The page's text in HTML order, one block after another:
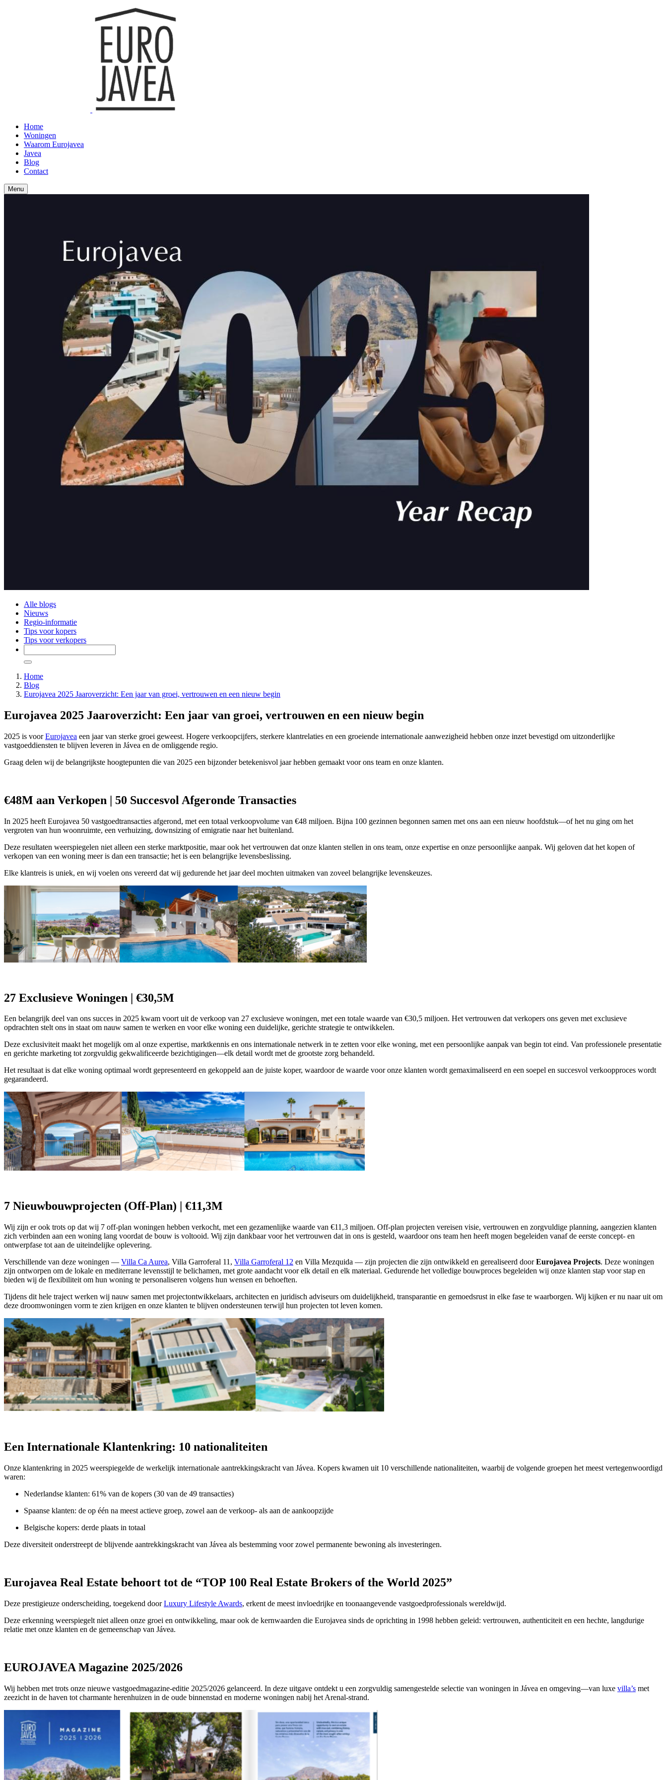
Home
Woningen
Waarom Eurojavea
Javea
Blog
Contact
Menu
Alle blogs
Nieuws
Regio-informatie
Tips voor kopers
Tips voor verkopers
Home
Blog
Eurojavea 2025 Jaaroverzicht: Een jaar van groei, vertrouwen en een nieuw begin
Eurojavea 2025 Jaaroverzicht: Een jaar van groei, vertrouwen en een nieuw begin
2025 is voorEurojavea een jaar van sterke groei geweest. Hogere verkoopcijfers, sterkere klantrelaties en een groeiende internationale aanwezigheid hebben onze inzet bevestigd om uitzonderlijke
vastgoeddiensten te blijven leveren in Jávea en de omliggende regio.
Graag delen wij de belangrijkste hoogtepunten die van 2025 een bijzonder betekenisvol jaar hebben gemaakt voor ons team en onze klanten.
€48M aan Verkopen | 50 Succesvol Afgeronde Transacties
In 2025 heeft Eurojavea 50 vastgoedtransacties afgerond, met een totaal verkoopvolume van €48 miljoen. Bijna 100 gezinnen begonnen samen met ons aan een nieuw hoofdstuk—of het nu ging om het
vergroten van hun woonruimte, een verhuizing, downsizing of emigratie naar het buitenland.
Deze resultaten weerspiegelen niet alleen een sterke marktpositie, maar ook het vertrouwen dat onze klanten stellen in ons team, onze expertise en onze persoonlijke aanpak. Wij geloven dat het kopen of
verkopen van een woning meer is dan een transactie; het is een belangrijke levensbeslissing.
Elke klantreis is uniek, en wij voelen ons vereerd dat wij gedurende het jaar deel mochten uitmaken van zoveel belangrijke levenskeuzes.
27 Exclusieve Woningen | €30,5M
Een belangrijk deel van ons succes in 2025 kwam voort uit de verkoop van 27 exclusieve woningen, met een totale waarde van €30,5 miljoen. Het vertrouwen dat verkopers ons geven met exclusieve
opdrachten stelt ons in staat om nauw samen te werken en voor elke woning een duidelijke, gerichte strategie te ontwikkelen.
Deze exclusiviteit maakt het mogelijk om al onze expertise, marktkennis en ons internationale netwerk in te zetten voor elke woning, met een persoonlijke aanpak van begin tot eind. Van professionele presentatie
en gerichte marketing tot zorgvuldig gekwalificeerde bezichtigingen—elk detail wordt met de grootste zorg behandeld.
Het resultaat is dat elke woning optimaal wordt gepresenteerd en gekoppeld aan de juiste koper, waardoor de waarde voor onze klanten wordt gemaximaliseerd en een soepel en succesvol verkoopproces wordt
gegarandeerd.
7 Nieuwbouwprojecten (Off-Plan) | €11,3M
Wij zijn er ook trots op dat wij 7 off-plan woningen hebben verkocht, met een gezamenlijke waarde van €11,3 miljoen. Off-plan projecten vereisen visie, vertrouwen en zorgvuldige planning, aangezien klanten
zich verbinden aan een woning lang voordat de bouw is voltooid. Wij zijn dankbaar voor het vertrouwen dat in ons is gesteld, waardoor ons team hen heeft mogen begeleiden vanaf de eerste concept- en
ontwerpfase tot aan de uiteindelijke oplevering.
Verschillende van deze woningen — Villa Ca Aurea, Villa Garroferal 11, Villa Garroferal 12 en Villa Mezquida — zijn projecten die zijn ontwikkeld en gerealiseerd doorEurojavea Projects. Deze woningen
zijn ontworpen om de lokale en mediterrane levensstijl te belichamen, met grote aandacht voor elk detail en elk materiaal. Gedurende het volledige bouwproces begeleiden wij onze klanten stap voor stap en
bieden wij de flexibiliteit om hun woning te personaliseren volgens hun wensen en behoeften.
Tijdens dit hele traject werken wij nauw samen met projectontwikkelaars, architecten en juridisch adviseurs om duidelijkheid, transparantie en gemoedsrust in elke fase te waarborgen. Wij kijken er nu naar uit om
deze droomwoningen vorm te zien krijgen en onze klanten te blijven ondersteunen terwijl hun projecten tot leven komen.
Een Internationale Klantenkring: 10 nationaliteiten
Onze klantenkring in 2025 weerspiegelde de werkelijk internationale aantrekkingskracht van Jávea. Kopers kwamen uit 10 verschillende nationaliteiten, waarbij de volgende groepen het meest vertegenwoordigd
waren:
Nederlandse klanten: 61% van de kopers (30 van de 49 transacties)
Spaanse klanten: de op één na meest actieve groep, zowel aan de verkoop- als aan de aankoopzijde
Belgische kopers: derde plaats in totaal
Deze diversiteit onderstreept de blijvende aantrekkingskracht van Jávea als bestemming voor zowel permanente bewoning als investeringen.
Eurojavea Real Estate behoort tot de “TOP 100 Real Estate Brokers of the World 2025”
Deze prestigieuze onderscheiding, toegekend doorLuxury Lifestyle Awards, erkent de meest invloedrijke en toonaangevende vastgoedprofessionals wereldwijd.
Deze erkenning weerspiegelt niet alleen onze groei en ontwikkeling, maar ook de kernwaarden die Eurojavea sinds de oprichting in 1998 hebben geleid: vertrouwen, authenticiteit en een hechte, langdurige
relatie met onze klanten en de gemeenschap van Jávea.
EUROJAVEA Magazine 2025/2026
Wij hebben met trots onze nieuwe vastgoedmagazine-editie 2025/2026 gelanceerd. In deze uitgave ontdekt u een zorgvuldig samengestelde selectie van woningen in Jávea en omgeving—van luxe villa’s met
zeezicht in de haven tot charmante herenhuizen in de oude binnenstad en moderne woningen nabij het Arenal-strand.